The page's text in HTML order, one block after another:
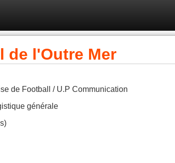
de l'Outre Mer
de Football / U.P Communication
générale